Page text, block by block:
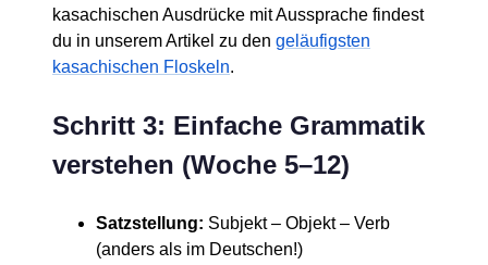
kasachischen Ausdrücke mit Aussprache findest
du in unserem Artikel zu den geläufigsten
kasachischen Floskeln.
Schritt 3: Einfache Grammatik
verstehen (Woche 5–12)
Satzstellung: Subjekt – Objekt – Verb
(anders als im Deutschen!)